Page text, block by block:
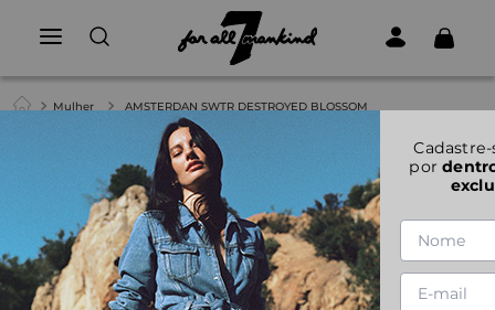
Mulher AMSTERDAN SWTR DESTROYED BLOSSOM
AMSTERDAN SWTR DESTROYED BLOSSOM
XS S M L
por